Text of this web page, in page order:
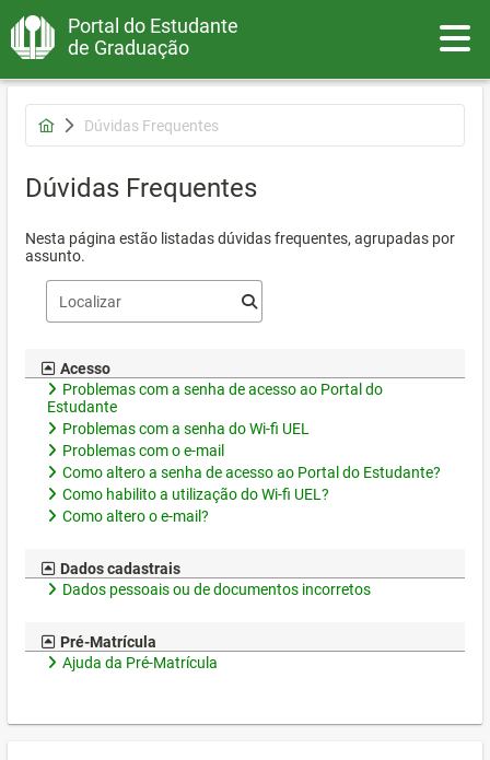
Portal do Estudante
de Graduação
Dúvidas Frequentes
Dúvidas Frequentes
Nesta página estão listadas dúvidas frequentes, agrupadas por
assunto.
Acesso
Problemas com a senha de acesso ao Portal do
Estudante
Problemas com a senha do Wi-fi UEL
Problemas com o e-mail
Como altero a senha de acesso ao Portal do Estudante?
Como habilito a utilização do Wi-fi UEL?
Como altero o e-mail?
Dados cadastrais
Dados pessoais ou de documentos incorretos
Pré-Matrícula
Ajuda da Pré-Matrícula